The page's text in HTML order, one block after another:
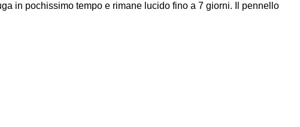
in pochissimo tempo e rimane lucido fino a 7 giorni. Il pennello